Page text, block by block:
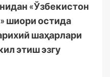
«Ўзбекистон
шиори остида
шаҳарлари
этиш эзгу